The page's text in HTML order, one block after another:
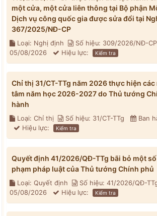
một cửa, một cửa liên thông tại Bộ phận
Dịch vụ công quốc gia được sửa đổi tại
367/2025/NĐ-CP
Loại: Nghị định Số hiệu: 309/2026/NĐ-CP
05/08/2026
Hiệu lực: Kiểm tra
Chỉ thị 31/CT-TTg năm 2026 thực hiện
tâm năm học 2026-2027 do Thủ tướng
hành
Loại: Chỉ thị Số hiệu: 31/CT-TTg
Ban
Hiệu lực:
Kiểm tra
Quyết định 41/2026/QĐ-TTg bãi bỏ một
phạm pháp luật của Thủ tướng Chính phủ
Loại: Quyết định Số hiệu: 41/2026/QĐ-
05/08/2026
Hiệu lực: Kiểm tra